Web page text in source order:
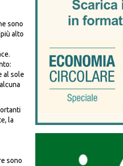
sono
alto
al sole
la
sono